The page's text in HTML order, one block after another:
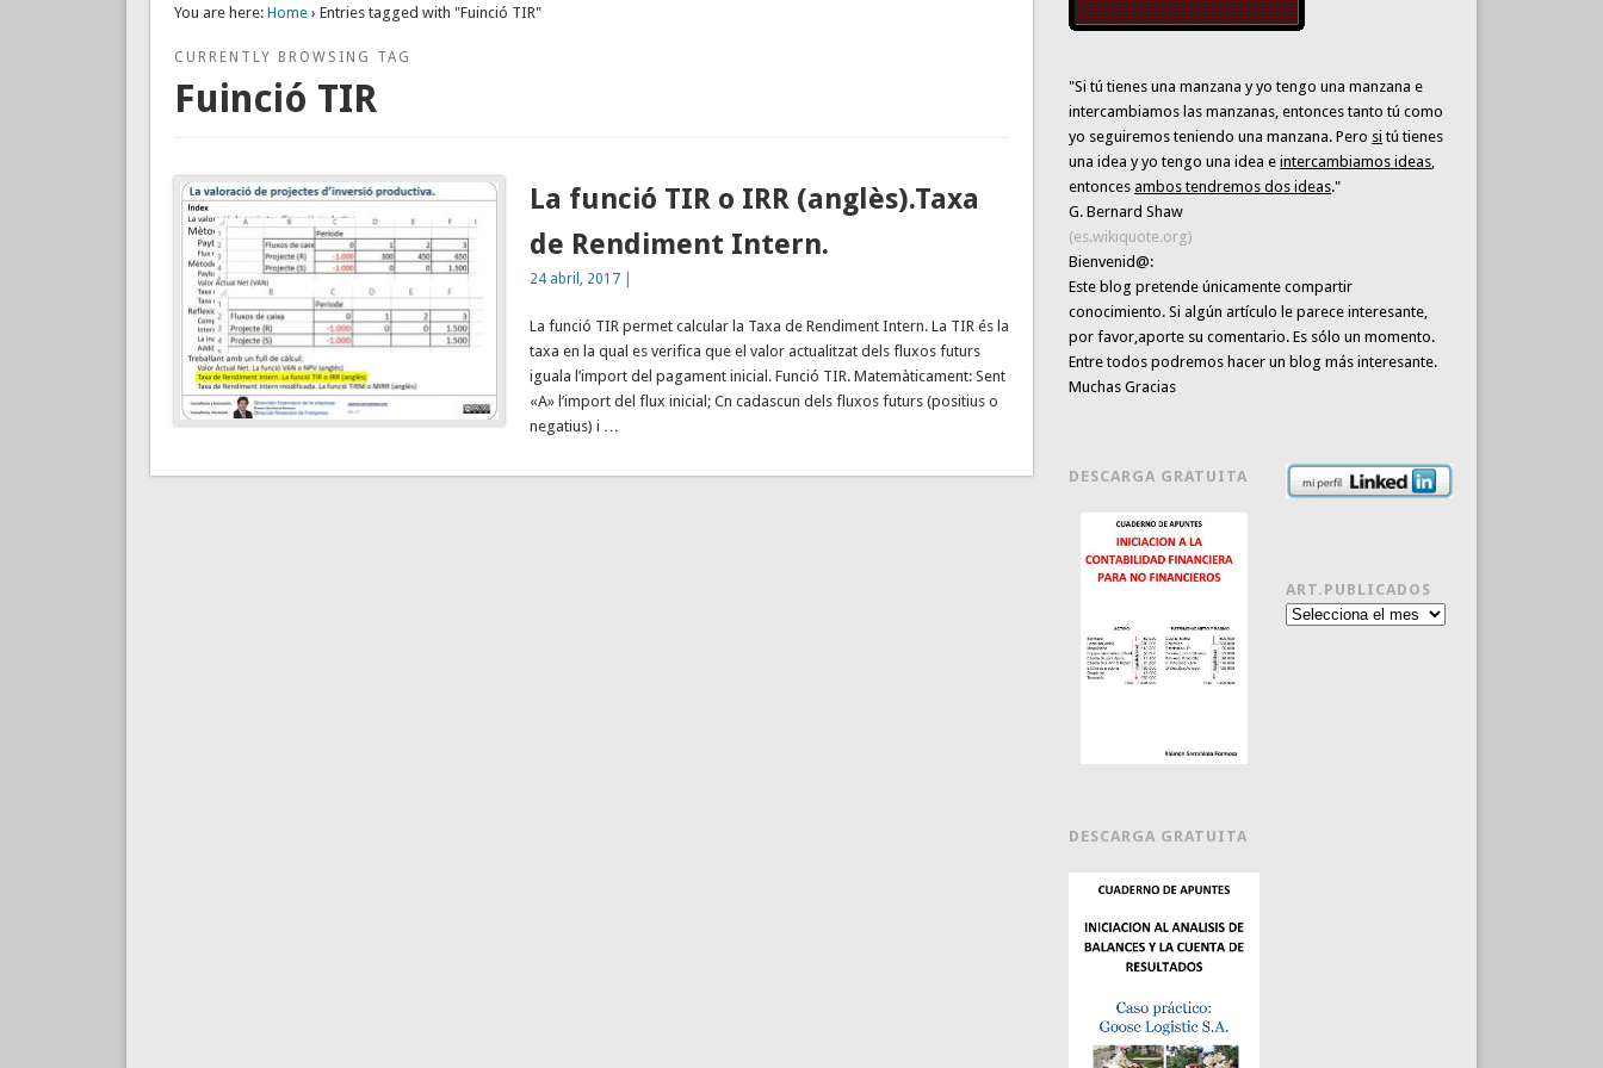
You are here: Home› Entries tagged with "Fuinció TIR"
CURRENTLY BROWSING TAG
Fuinció TIR
La funció TIR o IRR (anglès).Taxa
de Rendiment Intern.
24 abril, 2017|
La funció TIR permet calcular la Taxa de Rendiment Intern. La TIR és la
taxa en la qual es verifica que el valor actualitzat dels fluxos futurs
iguala l’import del pagament inicial. Funció TIR. Matemàticament: Sent
«A» l’import del flux inicial; Cn cadascun dels fluxos futurs (positius o
negatius) i …
"Si tú tienes una manzana y yo tengo una manzana e
intercambiamos las manzanas, entonces tanto tú como
yo seguiremos teniendo una manzana. Pero si tú tienes
una idea y yo tengo una idea eintercambiamos ideas,
entoncesambos tendremos dos ideas."
G. Bernard Shaw
(es.wikiquote.org)
Bienvenid@:
Este blog pretende únicamentecompartir
conocimiento. Si algún artículo le parece interesante,
por favor,aporte su comentario. Es sólo un momento.
Entre todos podremos hacer un blog más interesante.
Muchas Gracias
DESCARGA GRATUITA
DESCARGA GRATUITA
ART.PUBLICADOS
Art.publicados